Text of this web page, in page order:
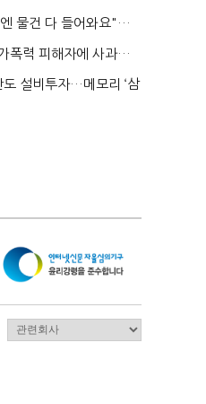
한 채' 20...
물건 다 들어와요"…
문 연 ...
폭력 피해자에 사과…
진...
도 설비투자…메모리 ‘삼